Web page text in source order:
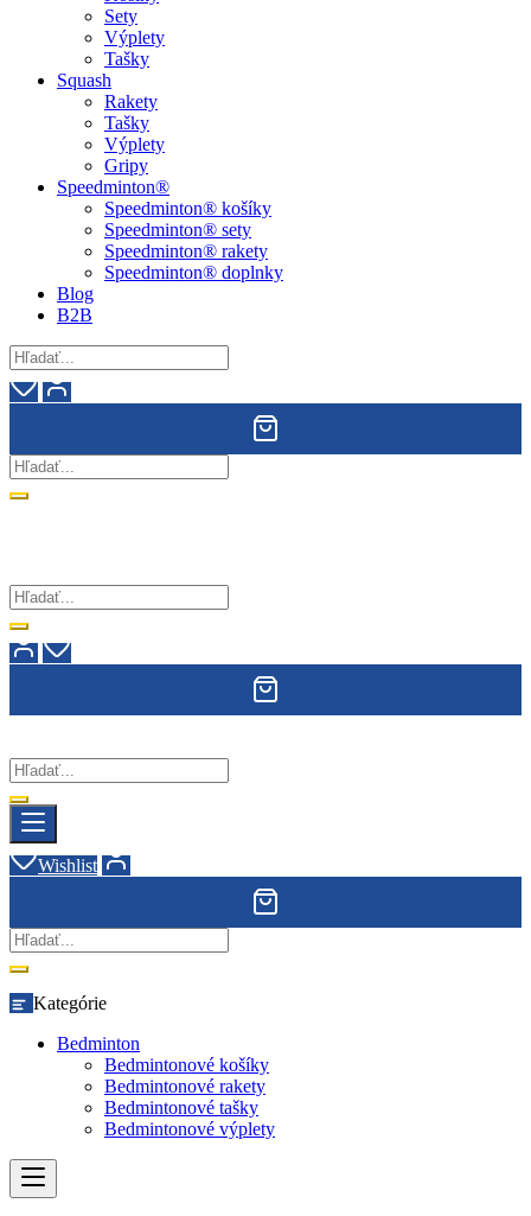
Sety
Výplety
Tašky
Squash
Rakety
Tašky
Výplety
Gripy
Speedminton®
Speedminton® košíky
Speedminton® sety
Speedminton® rakety
Speedminton® doplnky
Blog
B2B
Wishlist
Kategórie
Bedminton
Bedmintonové košíky
Bedmintonové rakety
Bedmintonové tašky
Bedmintonové výplety